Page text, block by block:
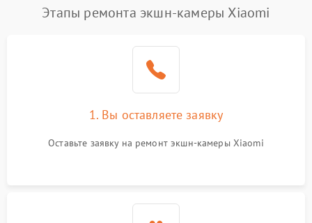
Этапы ремонта экшн-камеры Xiaomi
1. Вы оставляете заявку
Оставьте заявку на ремонт экшн-камеры Xiaomi